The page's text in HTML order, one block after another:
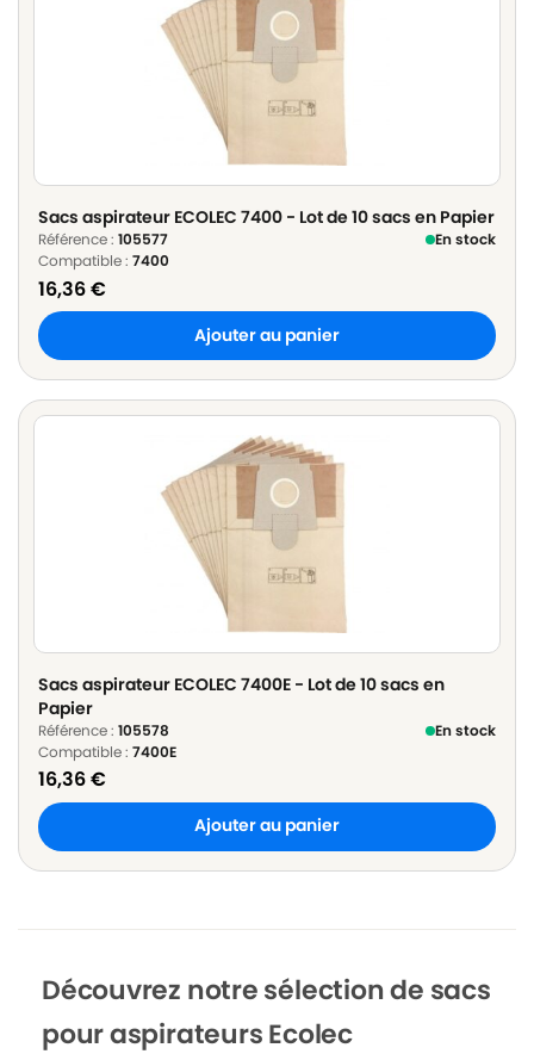
Sacs aspirateur ECOLEC 7400 - Lot de 10 sacs en Papier
Référence : 105577
En stock
Compatible : 7400
16,36€
Ajouter au panier
Sacs aspirateur ECOLEC 7400E - Lot de 10 sacs en
Papier
Référence : 105578
En stock
Compatible : 7400E
16,36€
Ajouter au panier
Découvrez notre sélection de sacs
pour aspirateurs Ecolec